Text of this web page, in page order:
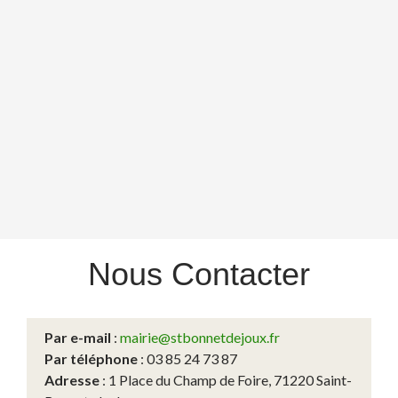
Nous Contacter
Par e-mail : mairie@stbonnetdejoux.fr
Par téléphone : 03 85 24 73 87
Adresse : 1 Place du Champ de Foire, 71220 Saint-